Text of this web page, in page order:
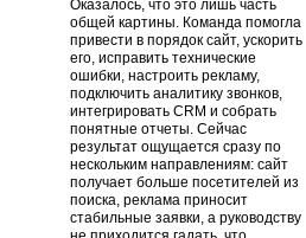
Оказалось, что это лишь часть
общей картины. Команда помогла
привести в порядок сайт, ускорить
его, исправить технические
ошибки, настроить рекламу,
подключить аналитику звонков,
интегрировать CRM и собрать
понятные отчеты. Сейчас
результат ощущается сразу по
нескольким направлениям: сайт
получает больше посетителей из
поиска, реклама приносит
стабильные заявки, а руководству